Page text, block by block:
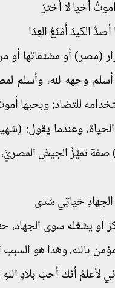
أَحْيَا لا أخترُ
الكيدَ أَمْنَعُ العِدَا
(مصر) أو مشتقاتها أو
أسلم وجهه لله،
للتضاد:
وعندما يقول:
تميِّزُ الجيشَ المصريَّ،
حَيَاتِي سُدى
يشغله سوى الجهاد،
بالله، وهذا هو
لأعلمُ أنك أحبّ بلادِ